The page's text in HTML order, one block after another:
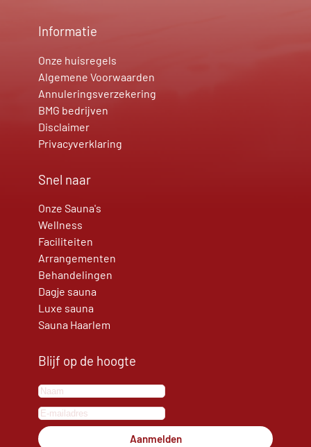
Informatie
Onze huisregels
Algemene Voorwaarden
Annuleringsverzekering
BMG bedrijven
Disclaimer
Privacyverklaring
Snel naar
Onze Sauna's
Wellness
Faciliteiten
Arrangementen
Behandelingen
Dagje sauna
Luxe sauna
Sauna Haarlem
Blijf op de hoogte
Aanmelden